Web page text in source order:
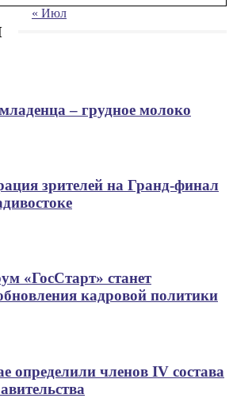
« Июл
– грудное молоко
зрителей на Гранд-финал
«ГосСтарт» станет
кадровой политики
определили членов IV состава